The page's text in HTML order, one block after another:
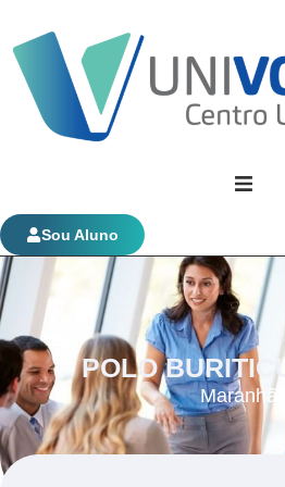
Univoltaire
Graduação
Evolução Funcional
Sou Aluno
POLO
Maranhão